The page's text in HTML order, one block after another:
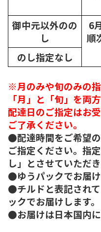
御中元以外のの
し
6
順
のし指定なし
※月のみや旬のみの
「月」と「旬」を両
配達日のご指定はお
ご了承ください。
●配達時間をご希望
ご指定ください。指
し」とさせていただき
●ゆうパックでお届け
●チルドと表記され
ックでお届けします。
●お届けは日本国内に